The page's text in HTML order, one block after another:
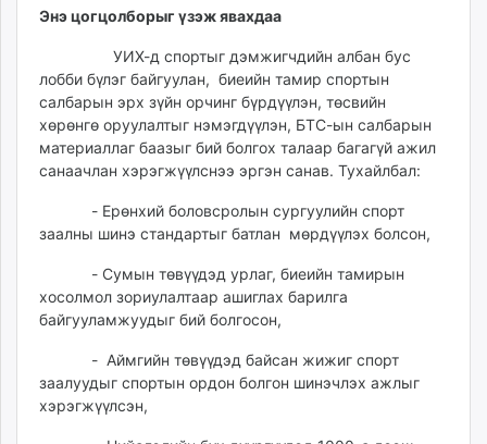
Энэ цогцолборыг үзэж явахдаа
УИХ-д спортыг дэмжигчдийн албан бус
лобби бүлэг байгуулан, биеийн тамир спортын
салбарын эрх зүйн орчинг бүрдүүлэн, төсвийн
хөрөнгө оруулалтыг нэмэгдүүлэн, БТС-ын салбарын
материаллаг баазыг бий болгох талаар багагүй ажил
санаачлан хэрэгжүүлснээ эргэн санав. Тухайлбал:
- Ерөнхий боловсролын сургуулийн спорт
заалны шинэ стандартыг батлан мөрдүүлэх болсон,
- Сумын төвүүдэд урлаг, биеийн тамирын
хосолмол зориулалтаар ашиглах барилга
байгууламжуудыг бий болгосон,
- Аймгийн төвүүдэд байсан жижиг спорт
заалуудыг спортын ордон болгон шинэчлэх ажлыг
хэрэгжүүлсэн,